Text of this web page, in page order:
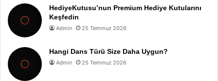
HediyeKutusu’nun Premium Hediye Kutularını
Keşfedin
Admin 25 Temmuz 2026
Hangi Dans Türü Size Daha Uygun?
Admin 25 Temmuz 2026